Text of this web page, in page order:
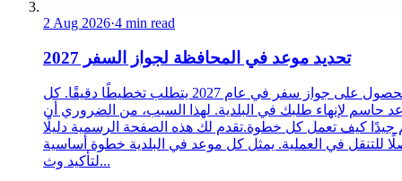
2 Aug 2026·4 min read
تحديد موعد في المحافظة لجواز السفر 2027
الحصول على جواز سفر في عام 2027 يتطلب تخطيطًا دقيقًا. كل
حاسم لإنهاء طلبك في البلدية. لهذا السبب، من الضروري أن
جيدًا كيف تعمل كل خطوة.تقدم لك هذه الصفحة الرسمية دليلًا
للتنقل في العملية. يمثل كل موعد في البلدية خطوة أساسية
لتأكيد وث...